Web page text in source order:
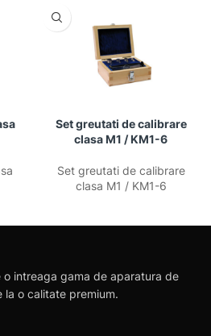
Set greutati de calibrare
clasa M1 / KM1-6
Set greutati de calibrare
clasa M1 / KM1-6
intreaga gama de aparatura de
la o calitate premium.